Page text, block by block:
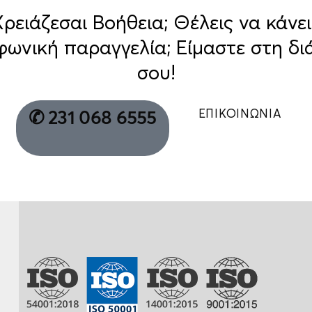
Βοήθεια; Θέλεις να
παραγγελία; Είμαστε στη
σου!
✆ 231 068 6555 ΕΠΙΚΟΙΝΩΝΙΑ